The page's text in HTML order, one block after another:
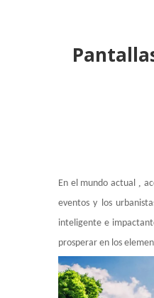
En el mundo actual ,
eventos y los
inteligente e
prosperar en los